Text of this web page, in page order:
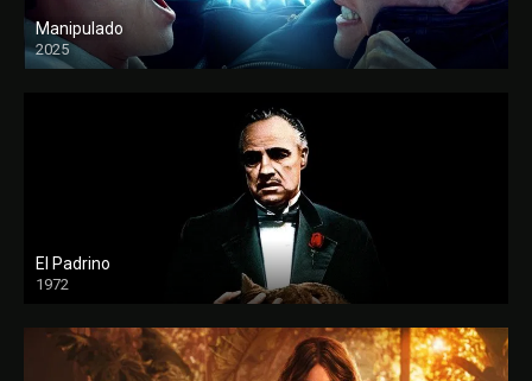
Manipulado
2025
El Padrino
1972
FULL HD